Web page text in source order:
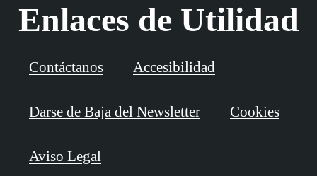
Enlaces de Utilidad
Contáctanos Accesibilidad
Darse de Baja del Newsletter Cookies
Aviso Legal